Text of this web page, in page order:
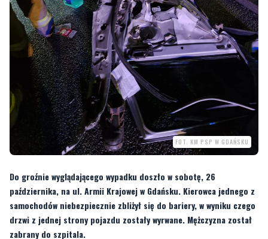
FOT. KM PSP W GDAŃSKU
Do groźnie wyglądającego wypadku doszło w sobotę, 26
października, na ul. Armii Krajowej w Gdańsku. Kierowca jednego z
drzwi z jednej strony pojazdu zostały wyrwane. Mężczyzna został
zabrany do szpitala.
W sobotę, 26 października, ok. godz. 18 gdańscy strażacy otrzymali zgłoszenie
o wypadku dwóch pojazdów na Alei Armii Krajowej.
—Po dojeździe na miejsce zdarzenia dwóch zastępów z JRG 6 okazało się, że w